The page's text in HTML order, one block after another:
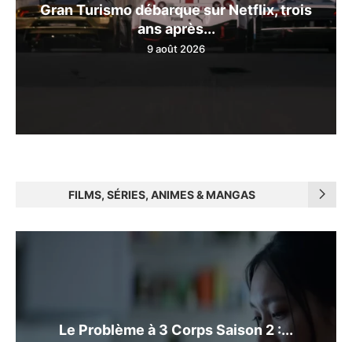
Gran Turismo débarque sur Netflix, trois
ans après...
9 août 2026
FILMS, SÉRIES, ANIMES & MANGAS
Le Problème à 3 Corps Saison 2 :...